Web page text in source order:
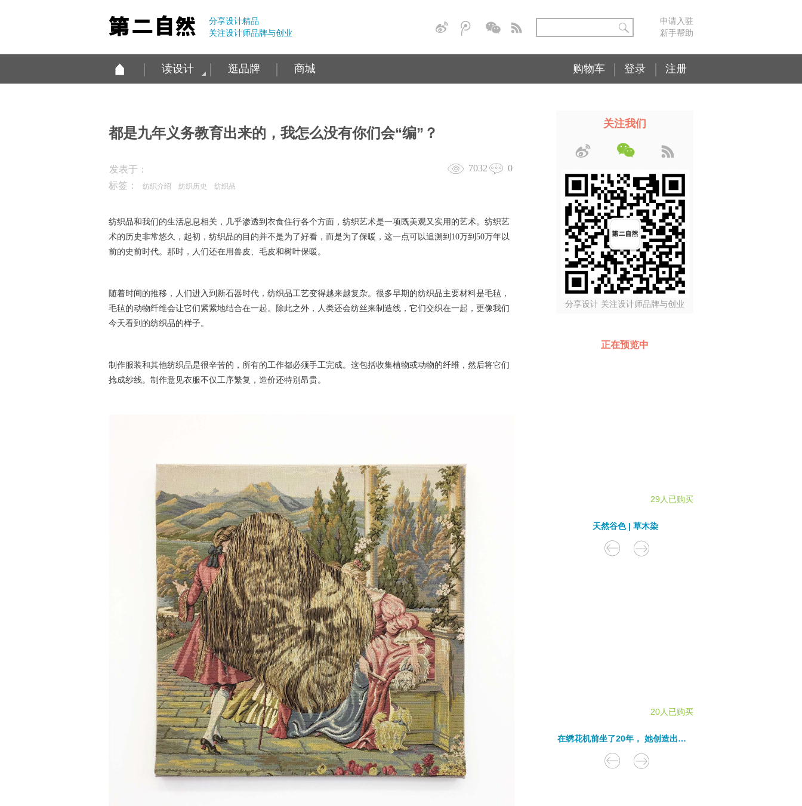
分享设计精品
关注设计师品牌与创业
申请入驻
新手帮助
读设计 逛品牌 商城 购物车 登录 注册
都是九年义务教育出来的，我怎么没有你们会“编”？
0
7032
发表于：
标签：
纺织介绍 纺织历史 纺织品
纺织品和我们的生活息息相关，几乎渗透到衣食住行各个方面，纺织艺术是一项既美观又实用的艺术。纺织艺
术的历史非常悠久，起初，纺织品的目的并不是为了好看，而是为了保暖，这一点可以追溯到 10万到 50万年以
前的史前时代。那时，人们还在用兽皮、毛皮和树叶保暖。
随着时间的推移，人们进入到新石器时代，纺织品工艺变得越来越复杂。很多早期的纺织品主要材料是毛毡，
毛毡的动物纤维会让它们紧紧地结合在一起。除此之外， 人类还会纺丝来制造线 ， 它们交织在一起，更像我们
今天看到的纺织品的样子。
制作服装和其他纺织品是很辛苦的 ， 所有的工作都必须手工完成。这包括收集植物或动物的纤维，然后将它们
捻成纱线。 制作意见衣服不仅工序繁复，造价还特别昂贵。
关注我们
分享设计 关注设计师品牌与创业
正在预览中
29人已购买
天然谷色 | 草木染
20人已购买
在绣花机前坐了20年， 她创造出不可描述的绚烂